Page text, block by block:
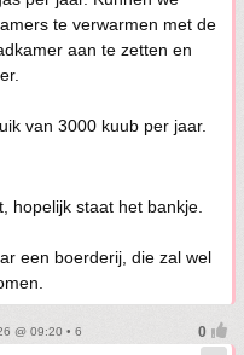
te verwarmen met de
aan te zetten en
van 3000 kuub per jaar.
hopelijk staat het bankje.
een boerderij, die zal wel
@ 09:20 • 6